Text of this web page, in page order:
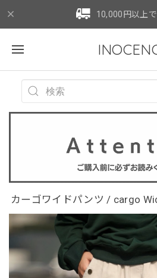
10,000円以上
カーゴワイドパンツ / cargo